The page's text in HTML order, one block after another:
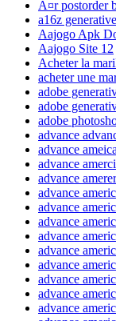
Ã¤r postorder
a16z
Aajogo Apk
Aajogo Site 12
Acheter la
acheter une
adobe
adobe
adobe
advance
advance
advance
advance
advance
advance
advance
advance
advance
advance
advance
advance
advance